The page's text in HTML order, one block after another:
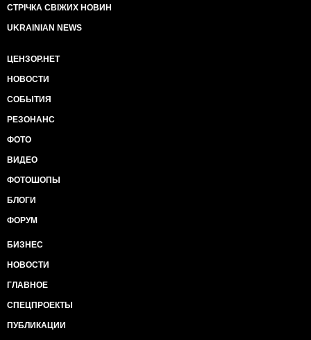
СТРІЧКА СВІЖИХ НОВИН
UKRAINIAN NEWS
ЦЕНЗОР.НЕТ
НОВОСТИ
СОБЫТИЯ
РЕЗОНАНС
ФОТО
ВИДЕО
ФОТОШОПЫ
БЛОГИ
ФОРУМ
БИЗНЕС
НОВОСТИ
ГЛАВНОЕ
СПЕЦПРОЕКТЫ
ПУБЛИКАЦИИ